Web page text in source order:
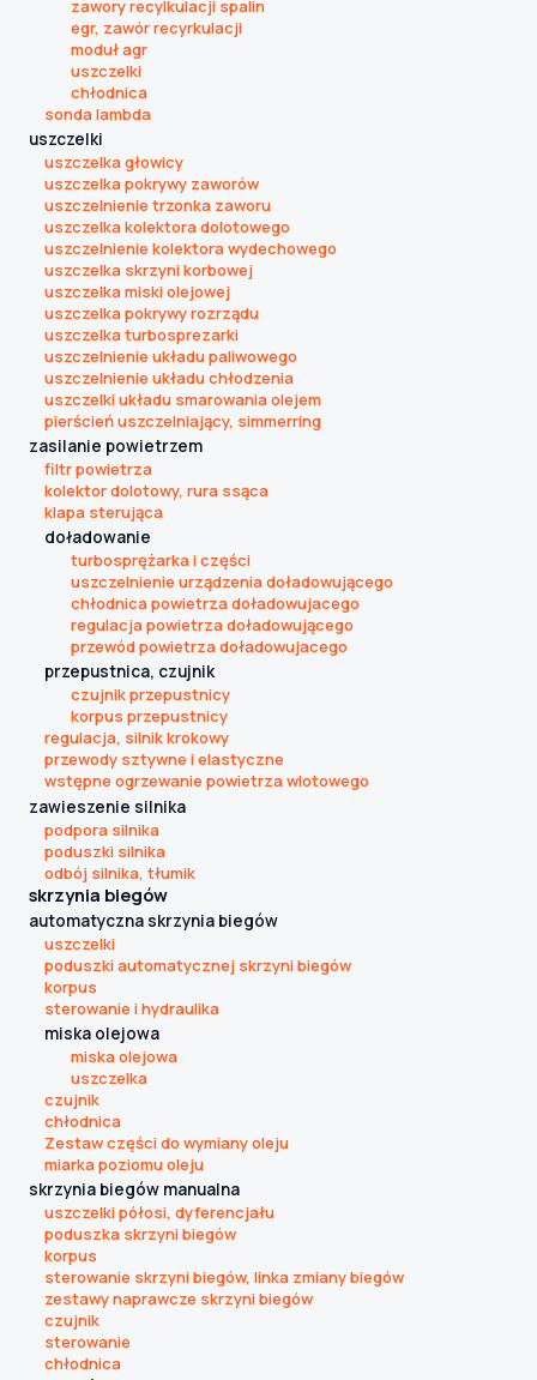
zawory recylkulacji spalin
egr, zawór recyrkulacji
moduł agr
uszczelki
chłodnica
sonda lambda
uszczelki
uszczelka głowicy
uszczelka pokrywy zaworów
uszczelnienie trzonka zaworu
uszczelka kolektora dolotowego
uszczelnienie kolektora wydechowego
uszczelka skrzyni korbowej
uszczelka miski olejowej
uszczelka pokrywy rozrządu
uszczelka turbosprezarki
uszczelnienie układu paliwowego
uszczelnienie układu chłodzenia
uszczelki układu smarowania olejem
pierścień uszczelniający, simmerring
zasilanie powietrzem
filtr powietrza
kolektor dolotowy, rura ssąca
klapa sterująca
doładowanie
turbosprężarka i części
uszczelnienie urządzenia doładowującego
chłodnica powietrza doładowujacego
regulacja powietrza doładowującego
przewód powietrza doładowujacego
przepustnica, czujnik
czujnik przepustnicy
korpus przepustnicy
regulacja, silnik krokowy
przewody sztywne i elastyczne
wstępne ogrzewanie powietrza wlotowego
zawieszenie silnika
podpora silnika
poduszki silnika
odbój silnika, tłumik
skrzynia biegów
automatyczna skrzynia biegów
uszczelki
poduszki automatycznej skrzyni biegów
korpus
sterowanie i hydraulika
miska olejowa
miska olejowa
uszczelka
czujnik
chłodnica
Zestaw części do wymiany oleju
miarka poziomu oleju
skrzynia biegów manualna
uszczelki półosi, dyferencjału
poduszka skrzyni biegów
korpus
sterowanie skrzyni biegów, linka zmiany biegów
zestawy naprawcze skrzyni biegów
czujnik
sterowanie
chłodnica